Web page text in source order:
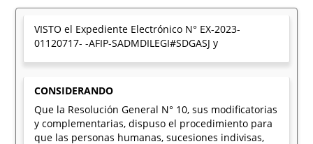
VISTO el Expediente Electrónico N° EX-2023-
01120717- -AFIP-SADMDILEGI#SDGASJ y
CONSIDERANDO
Que la Resolución General N° 10, sus modificatorias
y complementarias, dispuso el procedimiento para
que las personas humanas, sucesiones indivisas,